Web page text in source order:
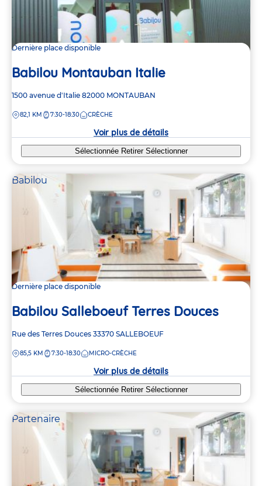
Dernière place disponible
Babilou Montauban Italie
Adresse
la
1500 avenue d'Italie 82000 MONTAUBAN
DISTANCE
82,1 KM 7:30-18:30 CRÈCHE
Voir plus de détails
Sélectionnée Retirer Sélectionner
Babilou
Dernière place disponible
Babilou Salleboeuf Terres Douces
Adresse
la
Rue des Terres Douces 33370 SALLEBOEUF
DISTANCE
85,5 KM 7:30-18:30 MICRO-CRÈCHE
Voir plus de détails
Sélectionnée Retirer Sélectionner
Partenaire